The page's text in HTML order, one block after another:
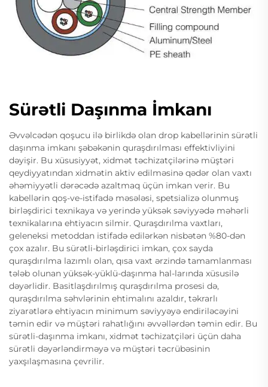
Sürətli Daşınma İmkanı
Əvvəlcədən qoşucu ilə birlikdə olan drop kabellərinin sürətli
daşınma imkanı şəbəkənin quraşdırılması effektivliyini
dəyişir. Bu xüsusiyyət, xidmət təchizatçilərinə müştəri
qeydiyyatından xidmətin aktiv edilməsinə qədər olan vaxtı
əhəmiyyətli dərəcədə azaltmaq üçün imkan verir. Bu
kabellərin qoş-ve-istifadə məsələsi, spetsializə olunmuş
birləşdirici texnikaya və yerində yüksək səviyyədə məhərli
texnikalarına ehtiyacın silmir. Quraşdırılma vaxtları,
geleneksi metoddan istifadə edilərkən nisbətən %80-dən
çox azalır. Bu sürətli-birləşdirici imkan, çox sayda
quraşdırılma lazımlı olan, qısa vaxt ərzində tamamlanması
tələb olunan yüksək-yüklü-daşınma hal-larında xüsusilə
dəyərlidir. Basitlaşdırılmış quraşdırılma prosesi də,
quraşdırılma səhvlərinin ehtimalını azaldır, təkrarlı
ziyarətlərə ehtiyacın minimum səviyyəyə endiriləcəyini
təmin edir və müştəri rahatlığını əvvəllərdən təmin edir. Bu
sürətli-daşınma imkanı, xidmət təchizatçiləri üçün daha
sürətli dəyərləndirməyə və müştəri təcrübəsinin
yaxşılaşmasına çevrilir.